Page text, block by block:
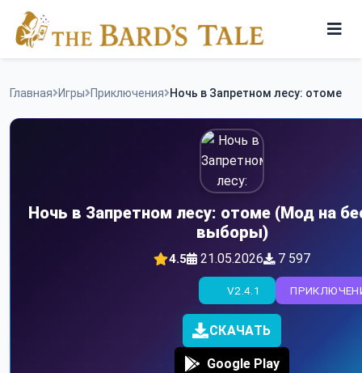
content
Программы
Главная Игры Приключения Ночь в Запретном лесу: отоме
Ночь в Запретном лесу: отоме (Мод на
выборы)
4.5 21.05.2026 7 597
V2.4.1
СКАЧАТЬ
Google Play